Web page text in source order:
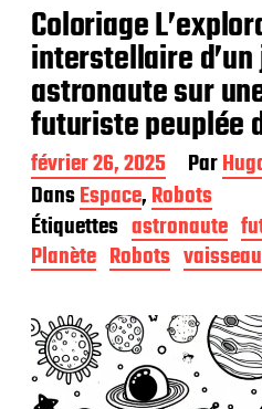
Coloriage
interstellaire
astronaute sur
futuriste peuplée
D
a
t
e
d
e
u
b
i
février 26, 2025 Par
DansEspace,Robots
Étiquettes astronaute
Planète Robots